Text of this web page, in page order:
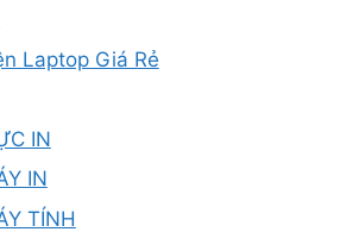
Laptop Giá Rẻ
IN
IN
TÍNH